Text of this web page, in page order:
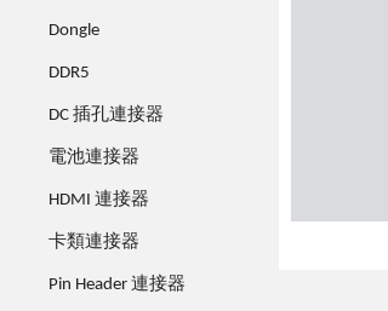
Dongle
DDR5
DC 插孔連接器
電池連接器
HDMI 連接器
卡類連接器
Pin Header 連接器